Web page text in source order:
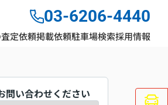
03-6206-4440
定依頼掲載依頼駐車場検索採用情報
問い合わせください